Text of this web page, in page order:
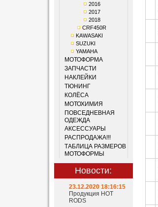
2016
2017
2018
CRF450R
KAWASAKI
SUZUKI
YAMAHA
МОТОФОРМА
ЗАПЧАСТИ
НАКЛЕЙКИ
ТЮНИНГ
КОЛЁСА
МОТОХИМИЯ
ПОВСЕДНЕВНАЯ
ОДЕЖДА
АКСЕССУАРЫ
РАСПРОДАЖА!!!
ТАБЛИЦА РАЗМЕРОВ
МОТОФОРМЫ
Новости:
23.12.2020 18:16:15
Продукция HOT
RODS